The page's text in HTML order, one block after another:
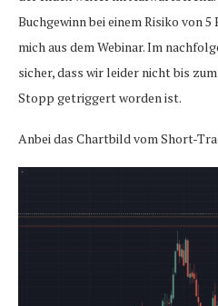
Buchgewinn bei einem Risiko von
mich aus dem Webinar. Im
sicher, dass wir leider nicht bis
Stopp getriggert worden ist.
Anbei das Chartbild vom Short-